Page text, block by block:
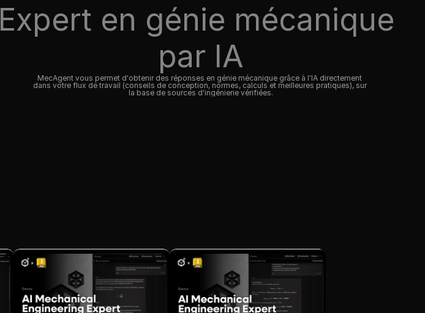
Expert en génie mécanique
par IA
MecAgent vous permet d'obtenir des réponses en génie mécanique grâce à l'IA directement
dans votre flux de travail (conseils de conception, normes, calculs et meilleures pratiques), sur
la base de sources d'ingénierie vérifiées.